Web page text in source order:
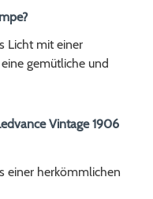
Licht mit einer
gemütliche und
Vintage 1906
einer herkömmlichen